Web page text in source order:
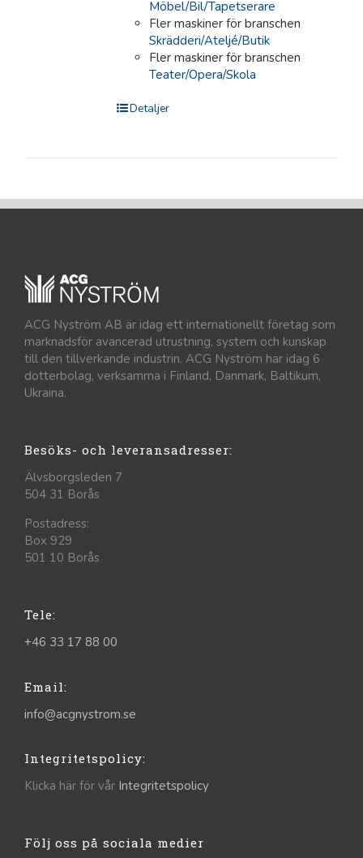
Möbel/Bil/Tapetserare
Fler maskiner för branschen
Skrädderi/Ateljé/Butik
Fler maskiner för branschen
Teater/Opera/Skola
Detaljer
ACG Nyström AB är idag ett internationellt företag som
marknadsför avancerad utrustning, system och kunskap
till den tillverkande industrin. ACG Nyström har idag 6
dotterbolag, verksamma i Finland, Danmark, Baltikum,
Ukraina.
Besöks- och leveransadresser:
Älvsborgsleden 7
504 31 Borås
Postadress:
Box 929
501 10 Borås
Tele:
+46 33 17 88 00
Email:
info@acgnystrom.se
Integritetspolicy:
Klicka här för vår Integritetspolicy
Följ oss på sociala medier